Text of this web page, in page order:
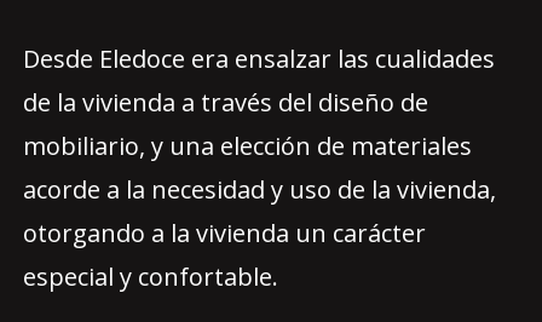
Desde Eledoce era ensalzar las cualidades
de la vivienda a través del diseño de
mobiliario, y una elección de materiales
acorde a la necesidad y uso de la vivienda,
otorgando a la vivienda un carácter
especial y confortable.